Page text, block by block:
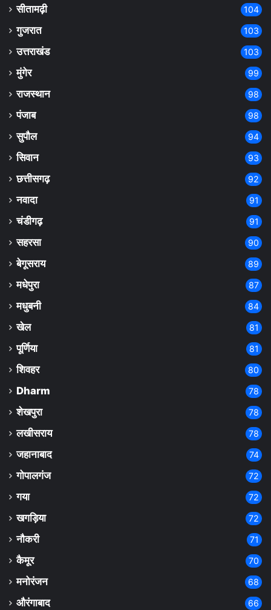
सीतामढ़ी 104
गुजरात 103
उत्तराखंड 103
मुंगेर 99
राजस्थान 98
पंजाब 98
सुपौल 94
सिवान 93
छत्तीसगढ़ 92
नवादा 91
चंडीगढ़ 91
सहरसा 90
बेगूसराय 89
मधेपुरा 87
मधुबनी 84
खेल 81
पूर्णिया 81
शिवहर 80
Dharm 78
शेखपुरा 78
लखीसराय 78
जहानाबाद 74
गोपालगंज 72
गया 72
खगड़िया 72
नौकरी 71
कैमूर 70
मनोरंजन 68
औरंगाबाद 66